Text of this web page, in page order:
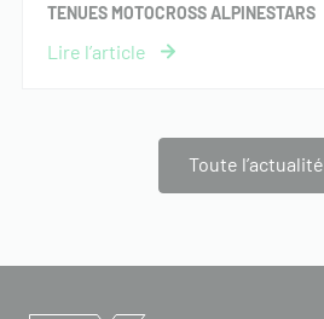
TENUES MOTOCROSS ALPINESTARS
Toute l’actualité